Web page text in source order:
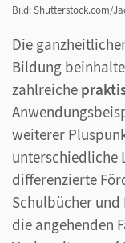
Bild: Shutterstock.com/
Die
Bildung
zahlreiche
weiterer
unterschiedliche
differenzierte
Schulbücher
die angehenden